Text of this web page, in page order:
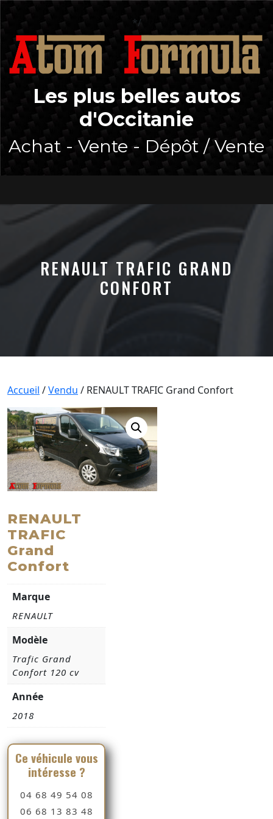
content
*/
Les plus belles autos
d'Occitanie
Achat - Vente - Dépôt / Vente
Button
RENAULT TRAFIC GRAND
CONFORT
Accueil /Vendu / RENAULT TRAFIC Grand Confort
RENAULT
TRAFIC
Grand
Confort
Marque
RENAULT
Modèle
Trafic Grand
Confort 120 cv
Année
2018
Ce véhicule vous
intéresse ?
04 68 49 54 08
06 68 13 83 48